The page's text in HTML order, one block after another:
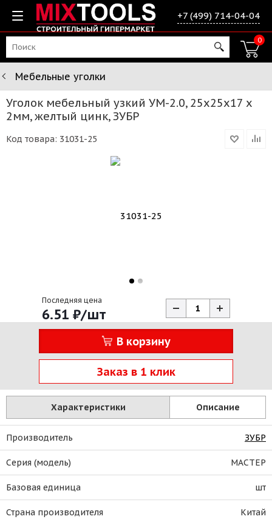
+7 (499) 714-04-04
0
Мебельные уголки
Уголок мебельный узкий УМ-2.0, 25х25х17 х
2мм, желтый цинк, ЗУБР
Код товара: 31031-25
Последняя цена
6.51 ₽/шт
В корзину
Заказ в 1 клик
Характеристики Описание
Производитель ЗУБР
Серия (модель) МАСТЕР
Базовая единица шт
Страна производителя Китай